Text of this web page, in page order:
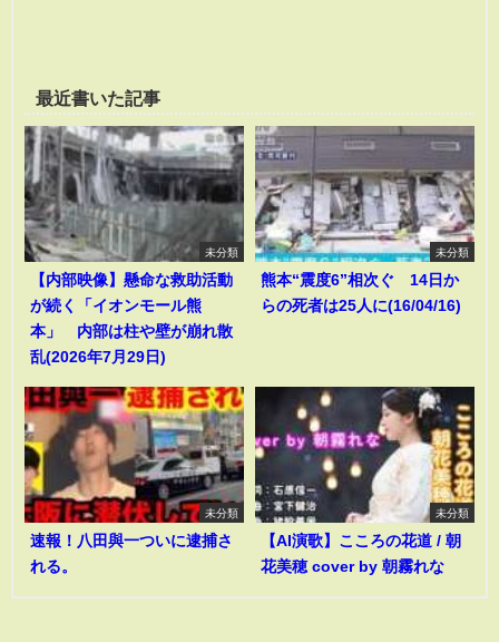
最近書いた記事
未分類
【内部映像】懸命な救助活動
が続く「イオンモール熊
本」 内部は柱や壁が崩れ散
乱(2026年7月29日)
未分類
熊本“震度6”相次ぐ 14日か
らの死者は25人に(16/04/16)
未分類
速報！八田與一ついに逮捕さ
れる。
未分類
【AI演歌】こころの花道 / 朝
花美穂 cover by 朝霧れな